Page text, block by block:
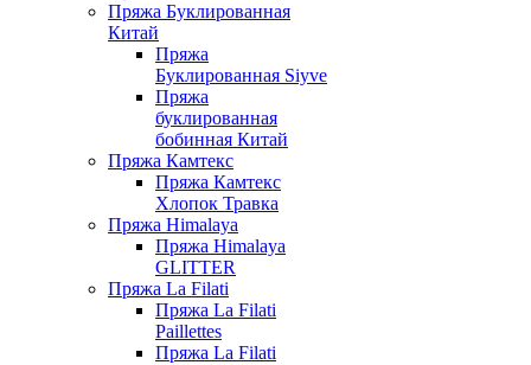
Пряжа Буклированная
Китай
Пряжа
Буклированная Siyve
Пряжа
буклированная
бобинная Китай
Пряжа Камтекс
Пряжа Камтекс
Хлопок Травка
Пряжа Himalaya
Пряжа Himalaya
GLITTER
Пряжа La Filati
Пряжа La Filati
Paillettes
Пряжа La Filati